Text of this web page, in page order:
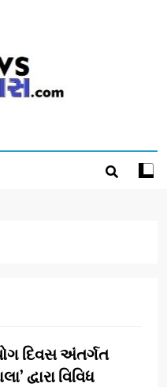
દિવસ અંતર્ગત
દ્વારા વિવિધ